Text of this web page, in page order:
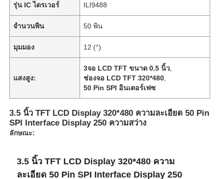
รุ่น IC ไดรเวอร์ ILI9488
จำนวนพิน 50 พิน
มุมมอง 12 (°)
แสงสูง:
3จอ LCD TFT ขนาด 0.5 นิ้ว
ช่องจอ LCD TFT 320*480
50 Pin SPI อินเตอร์เฟซ
3.5 นิ้ว TFT LCD Display 320*480 ความละเอียด 50 Pin
SPI Interface Display 250 ความสว่าง
ลักษณะ:
3.5 นิ้ว TFT LCD Display 320*480 ความ
ละเอียด 50 Pin SPI Interface Display 250